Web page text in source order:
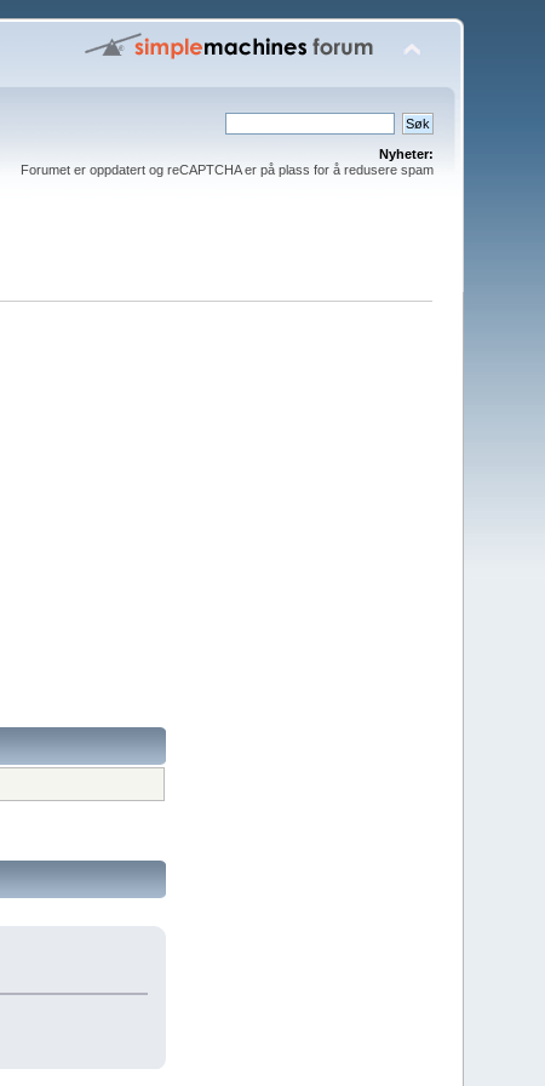
Nyheter:
Forumet er oppdatert og reCAPTCHA er på plass for å redusere spam